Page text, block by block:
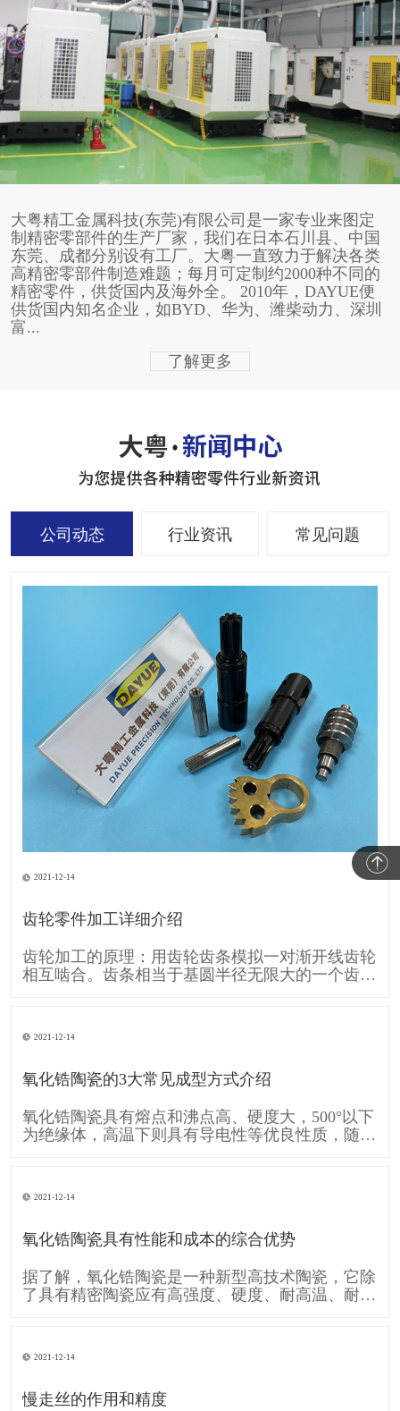
大粤精工金属科技(东莞)有限公司是一家专业来图定
制精密零部件的生产厂家，我们在日本石川县、中国
东莞、成都分别设有工厂。大粤一直致力于解决各类
高精密零部件制造难题；每月可定制约2000种不同的
精密零件，供货国内及海外全。 2010年，DAYUE便
供货国内知名企业，如BYD、华为、潍柴动力、深圳
富...
了解更多
公司动态 行业资讯 常见问题
2021-12-14
齿轮零件加工详细介绍
齿轮加工的原理：用齿轮齿条模拟一对渐开线齿轮
相互啮合。齿条相当于基圆半径无限大的一个齿
的运动。可见形成齿廓渐开线的运动是由刀具运动
A和工件运动B复合而成的。单纯的直线移动A和单
2021-12-14
氧化锆陶瓷的3大常见成型方式介绍
氧化锆陶瓷具有熔点和沸点高、硬度大，500°以下
为绝缘体，高温下则具有导电性等优良性质，随着
常见成型方式： 一、注浆成型 注浆成型是氧化锆
陶瓷使用较早的成型方法，注浆成型的成型过程包
2021-12-14
氧化锆陶瓷具有性能和成本的综合优势
据了解，氧化锆陶瓷是一种新型高技术陶瓷，它除
了具有精密陶瓷应有高强度、硬度、耐高温、耐酸
像是轴封轴承、切削组件、模具、汽车零件等，甚
至可用于人体，像是人工关节当中。 消费电子领
2021-12-14
慢走丝的作用和精度